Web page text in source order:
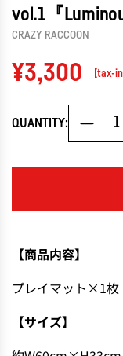
vol.1『
CRAZY RACCOON
Regular
price
¥3,300 [tax-
QUANTITY:
【商品内容】
プレイマット×1枚
【サイズ】